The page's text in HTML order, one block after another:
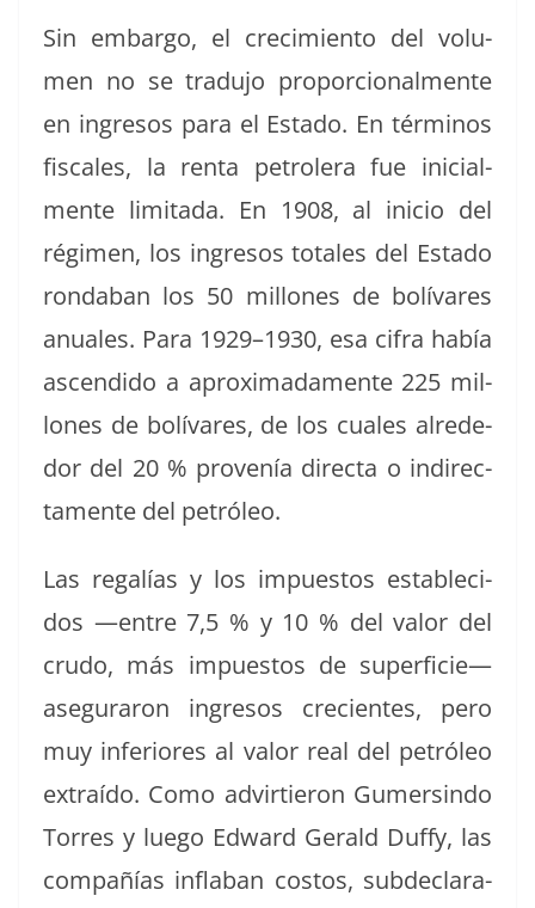
Sin embar­go, el crec­imien­to del vol­u­
men no se tradu­jo pro­por­cional­mente
en ingre­sos para el Esta­do. En tér­mi­nos
fis­cales, la renta petrol­era fue ini­cial­
mente lim­i­ta­da. En 1908, al ini­cio del
rég­i­men, los ingre­sos totales del Esta­do
rond­a­ban los 50 mil­lones de bolí­vares
anuales. Para 1929–1930, esa cifra había
ascen­di­do a aprox­i­mada­mente 225 mil­
lones de bolí­vares, de los cuales alrede­
dor del 20 % provenía direc­ta o indi­rec­
ta­mente del petróleo.
Las regalías y los impuestos estable­ci­
dos —entre 7,5 % y 10 % del val­or del
crudo, más impuestos de super­fi­cie—
ase­gu­raron ingre­sos cre­cientes, pero
muy infe­ri­ores al val­or real del petróleo
extraí­do. Como advirtieron Gumersin­do
Tor­res y luego Edward Ger­ald Duffy, las
com­pañías infla­ban cos­tos, sub­de­clar­a­